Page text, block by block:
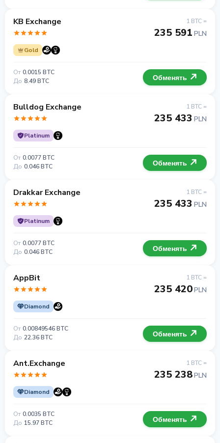
KB Exchange
Gold
1 BTC =
235 591 PLN
От 0.0015 BTC
До 8.49 BTC Обменять
Bulldog Exchange
Platinum
1 BTC =
235 433 PLN
От 0.0077 BTC
До 0.046 BTC Обменять
Drakkar Exchange
Platinum
1 BTC =
235 433 PLN
От 0.0077 BTC
До 0.046 BTC Обменять
AppBit
Diamond
1 BTC =
235 420PLN
От 0.00849546 BTC
До 22.36 BTC Обменять
Ant.Exchange
Diamond
1 BTC =
235 238PLN
От 0.0035 BTC
До 15.97 BTC Обменять